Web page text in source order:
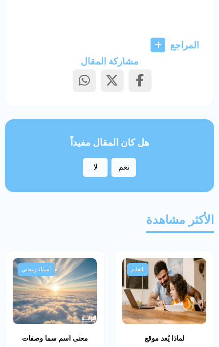
المراجع
مشاركة المقال
هل كان المقال مفيداً
نعم لا
الأكثر مشاهدة
التعليم
لماذا يُعد موقع
أسماء ومعاني
معنى اسم سما وصفات